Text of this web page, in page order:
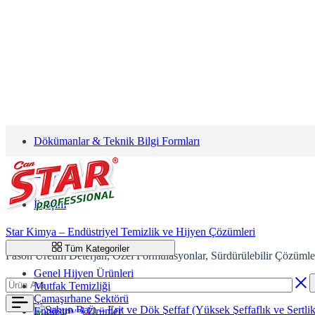
Dökümanlar & Teknik Bilgi Formları
Blog
İletişim
info@starkimya.com
Star Kimya – Endüstriyel Temizlik ve Hijyen Çözümleri
Fason Üretim Deterjan, Özel Formülasyonlar, Sürdürülebilir
Tüm Kategoriler
Genel Hijyen Ürünleri
Mutfak Temizliği
Çamaşırhane Sektörü
Endüstriyel Ürünler